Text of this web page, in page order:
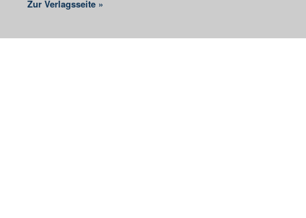
Zur Verlagsseite »